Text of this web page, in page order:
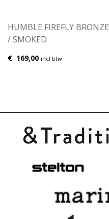
HUMBLE FIREFLY BRONZE
/ SMOKED
€ 169,00 incl btw